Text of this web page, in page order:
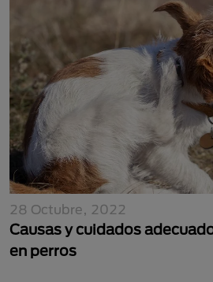
28 Octubre, 2022
Causas y cuidados
en perros